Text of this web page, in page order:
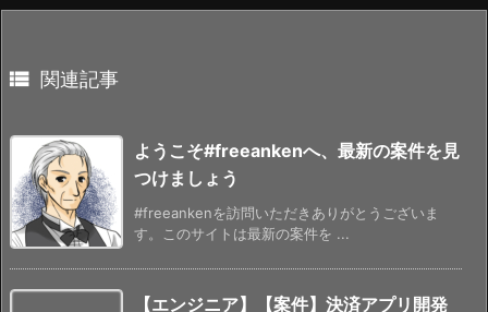
 関連記事
ようこそ#freeankenへ、最新の案件を見
つけましょう
#freeankenを訪問いただきありがとうございま
す。このサイトは最新の案件を ...
【エンジニア】【案件】決済アプリ開発